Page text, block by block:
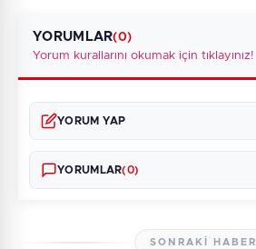
YORUMLAR(0)
Yorum kurallarını okumak için tıklayınız!
YORUM YAP
YORUMLAR(0)
SONRAKI HABER